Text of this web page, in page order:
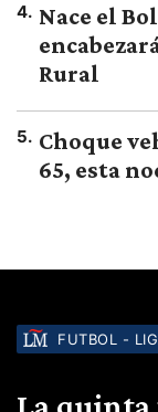
4. Nace el
Rural
5. Choque
65, esta
FUTBOL -